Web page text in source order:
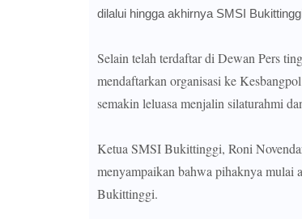
dilalui hingga akhirnya SMSI
Selain telah terdaftar di Dewan Pers
mendaftarkan organisasi ke
semakin leluasa menjalin silaturahmi
Ketua SMSI Bukittinggi, Roni
menyampaikan bahwa pihaknya mulai
Bukittinggi.